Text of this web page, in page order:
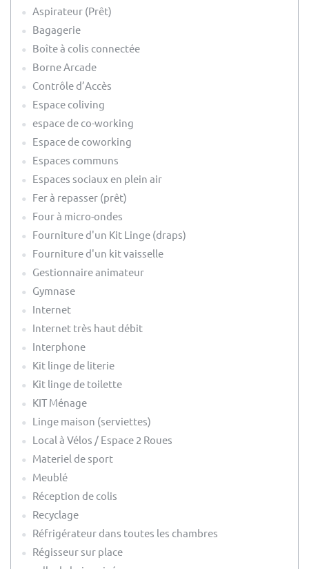
Aspirateur (Prêt)
Bagagerie
Boîte à colis connectée
Borne Arcade
Contrôle d’Accès
Espace coliving
espace de co-working
Espace de coworking
Espaces communs
Espaces sociaux en plein air
Fer à repasser (prêt)
Four à micro-ondes
Fourniture d'un Kit Linge (draps)
Fourniture d'un kit vaisselle
Gestionnaire animateur
Gymnase
Internet
Internet très haut débit
Interphone
Kit linge de literie
Kit linge de toilette
KIT Ménage
Linge maison (serviettes)
Local à Vélos / Espace 2 Roues
Materiel de sport
Meublé
Réception de colis
Recyclage
Réfrigérateur dans toutes les chambres
Régisseur sur place